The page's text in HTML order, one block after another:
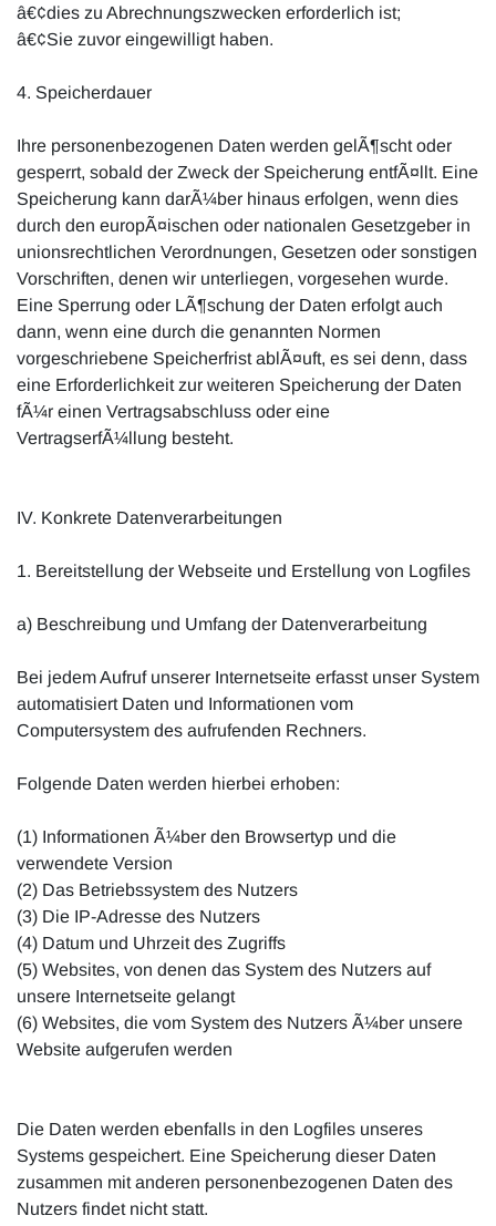
â€¢dies zu Abrechnungszwecken erforderlich ist;
â€¢Sie zuvor eingewilligt haben.
4. Speicherdauer
Ihre personenbezogenen Daten werden gelÃ¶scht oder
gesperrt, sobald der Zweck der Speicherung entfÃ¤llt. Eine
Speicherung kann darÃ¼ber hinaus erfolgen, wenn dies
durch den europÃ¤ischen oder nationalen Gesetzgeber in
unionsrechtlichen Verordnungen, Gesetzen oder sonstigen
Vorschriften, denen wir unterliegen, vorgesehen wurde.
Eine Sperrung oder LÃ¶schung der Daten erfolgt auch
dann, wenn eine durch die genannten Normen
vorgeschriebene Speicherfrist ablÃ¤uft, es sei denn, dass
eine Erforderlichkeit zur weiteren Speicherung der Daten
fÃ¼r einen Vertragsabschluss oder eine
VertragserfÃ¼llung besteht.
IV. Konkrete Datenverarbeitungen
1. Bereitstellung der Webseite und Erstellung von Logfiles
a) Beschreibung und Umfang der Datenverarbeitung
Bei jedem Aufruf unserer Internetseite erfasst unser System
automatisiert Daten und Informationen vom
Computersystem des aufrufenden Rechners.
Folgende Daten werden hierbei erhoben:
(1) Informationen Ã¼ber den Browsertyp und die
verwendete Version
(2) Das Betriebssystem des Nutzers
(3) Die IP-Adresse des Nutzers
(4) Datum und Uhrzeit des Zugriffs
(5) Websites, von denen das System des Nutzers auf
unsere Internetseite gelangt
(6) Websites, die vom System des Nutzers Ã¼ber unsere
Website aufgerufen werden
Die Daten werden ebenfalls in den Logfiles unseres
Systems gespeichert. Eine Speicherung dieser Daten
zusammen mit anderen personenbezogenen Daten des
Nutzers findet nicht statt.